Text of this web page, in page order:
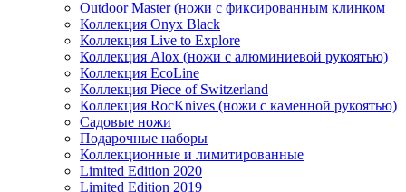
Outdoor Master (ножи с фиксированным клинком
Коллекция Onyx Black
Коллекция Live to Explore
Коллекция Alox (ножи с алюминиевой рукоятью)
Коллекция EcoLine
Коллекция Piece of Switzerland
Коллекция RocKnives (ножи с каменной рукоятью)
Садовые ножи
Подарочные наборы
Коллекционные и лимитированные
Limited Edition 2020
Limited Edition 2019